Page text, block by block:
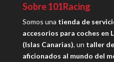
Sobre 101Racing
Somos una tienda de
accesorios para coches en
(Islas Canarias), un taller
aficionados al mundo del